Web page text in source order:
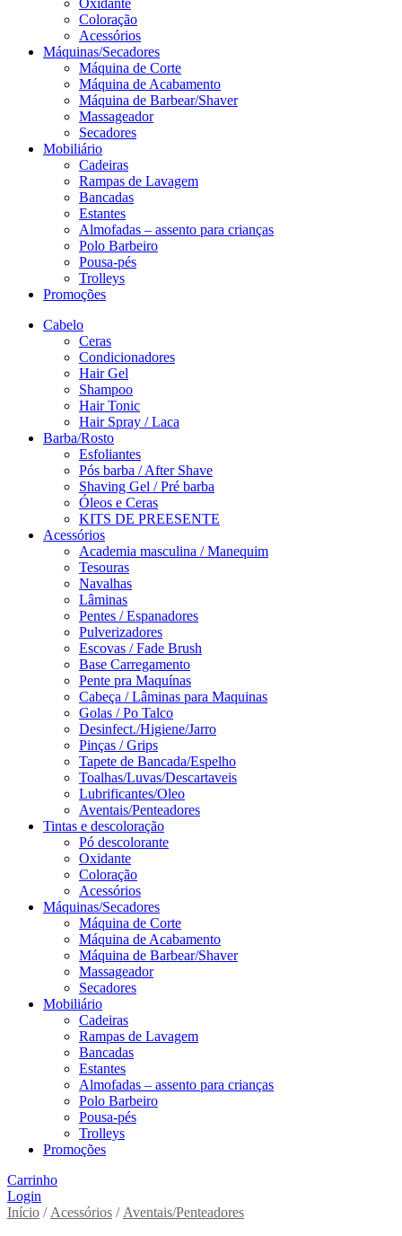
Oxidante
Coloração
Acessórios
Máquinas/Secadores
Máquina de Corte
Máquina de Acabamento
Máquina de Barbear/Shaver
Massageador
Secadores
Mobiliário
Cadeiras
Rampas de Lavagem
Bancadas
Estantes
Almofadas – assento para crianças
Polo Barbeiro
Pousa-pés
Trolleys
Promoções
Cabelo
Ceras
Condicionadores
Hair Gel
Shampoo
Hair Tonic
Hair Spray / Laca
Barba/Rosto
Esfoliantes
Pós barba / After Shave
Shaving Gel / Pré barba
Óleos e Ceras
KITS DE PREESENTE
Acessórios
Academia masculina / Manequim
Tesouras
Navalhas
Lâminas
Pentes / Espanadores
Pulverizadores
Escovas / Fade Brush
Base Carregamento
Pente pra Maquínas
Cabeça / Lâminas para Maquinas
Golas / Po Talco
Desinfect./Higiene/Jarro
Pinças / Grips
Tapete de Bancada/Espelho
Toalhas/Luvas/Descartaveis
Lubrificantes/Oleo
Aventais/Penteadores
Tintas e descoloração
Pó descolorante
Oxidante
Coloração
Acessórios
Máquinas/Secadores
Máquina de Corte
Máquina de Acabamento
Máquina de Barbear/Shaver
Massageador
Secadores
Mobiliário
Cadeiras
Rampas de Lavagem
Bancadas
Estantes
Almofadas – assento para crianças
Polo Barbeiro
Pousa-pés
Trolleys
Promoções
Carrinho
Login
Início / Acessórios / Aventais/Penteadores